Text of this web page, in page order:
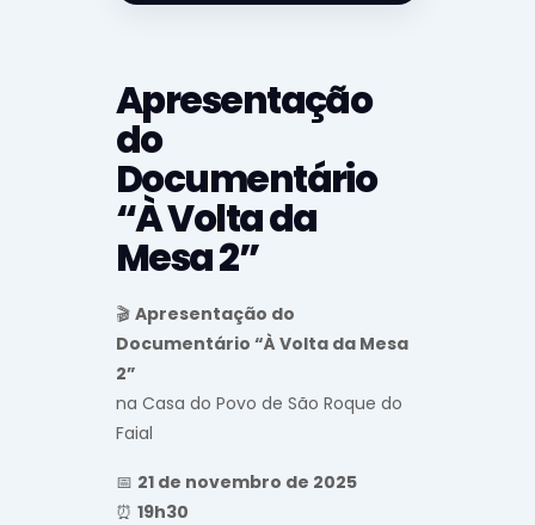
Apresentação
do
Documentário
“À Volta da
Mesa 2”
🎬 Apresentação do
Documentário “À Volta da Mesa
2”
na Casa do Povo de São Roque do
Faial
📅 21 de novembro de 2025
⏰ 19h30